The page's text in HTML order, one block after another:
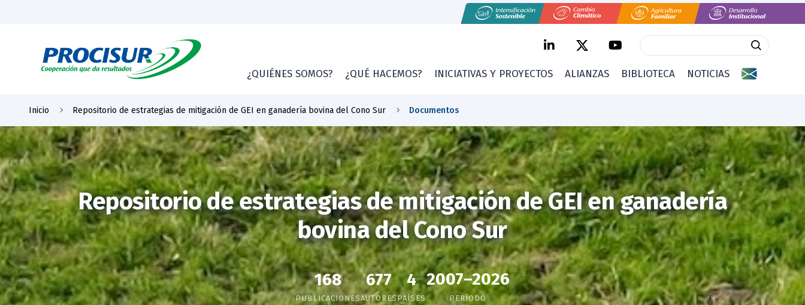
¿QUIÉNES SOMOS? ¿QUÉ HACEMOS? INICIATIVAS Y PROYECTOS ALIANZAS BIBLIOTECA NOTICIAS
Inicio Repositorio de estrategias de mitigación de GEI en ganadería bovina del Cono Sur Documentos
Repositorio de estrategias de mitigación de GEI en ganadería
bovina del Cono Sur
168
PUBLICACIONES
677
AUTORES
4
PAÍSES
2007–2026
PERÍODO